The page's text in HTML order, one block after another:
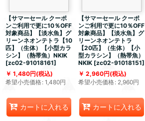
【サマーセール クーポ
ンご利用で更に10％OFF
対象商品】【淡水魚】グ
リーンネオンテトラ【10
匹】（生体）【小型カラ
シン】（熱帯魚）NKIK
[zc02-91018161]
1,480円(税込)
希望小売価格: 1,480円
カートに入れる
【サマーセール クーポ
ンご利用で更に10％OFF
対象商品】【淡水魚】グ
リーンネオンテトラ
【20匹】（生体）【小
型カラシン】（熱帯魚）
NKIK [zc02-91018151]
2,960円(税込)
希望小売価格: 2,960円
カートに入れる